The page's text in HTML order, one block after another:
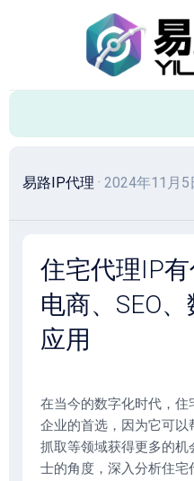
易路IP代理 · 2024年11月5
住宅代理IP
电商、SEO
应用
在当今的数字化时代，住
企业的首选，因为它可以
抓取等领域获得更多的机
士的角度，深入分析住宅